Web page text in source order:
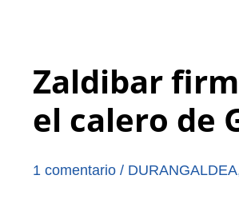
Zaldibar
el calero de
1 comentario / DURANGALDEA